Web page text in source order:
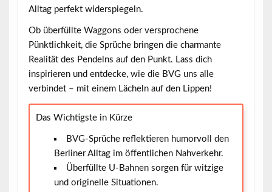
Alltag perfekt widerspiegeln.
Ob überfüllte Waggons oder versprochene
Pünktlichkeit, die Sprüche bringen die charmante
Realität des Pendelns auf den Punkt. Lass dich
inspirieren und entdecke, wie die BVG uns alle
verbindet – mit einem Lächeln auf den Lippen!
Das Wichtigste in Kürze
BVG-Sprüche reflektieren humorvoll den
Berliner Alltag im öffentlichen Nahverkehr.
Überfüllte U-Bahnen sorgen für witzige
und originelle Situationen.